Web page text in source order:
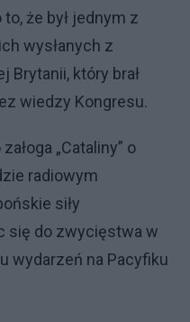
że był jednym z
wysłanych z
Brytanii, który brał
wiedzy Kongresu.
„Cataliny” o
radiowym
siły
się do zwycięstwa w
wydarzeń na Pacyfiku